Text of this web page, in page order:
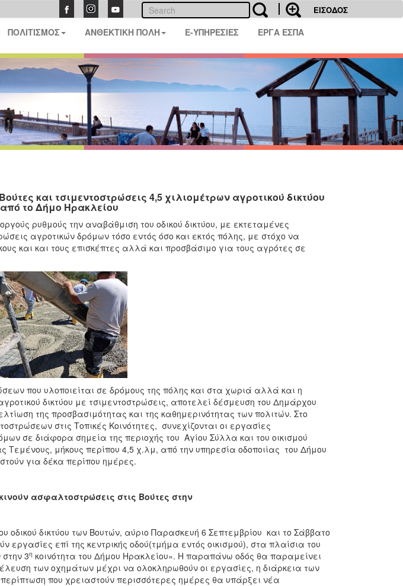
ΕΙΣΟΔΟΣ
ΠΟΛΙΤΙΣΜΟΣ ΑΝΘΕΚΤΙΚΗ ΠΟΛΗ E-ΥΠΗΡΕΣΙΕΣ ΕΡΓΑ ΕΣΠΑ
και τσιμεντοστρώσεις 4,5 χιλιομέτρων αγροτικού δικτύου
το Δήμο Ηρακλείου
ρυθμούς την αναβάθμιση του οδικού δικτύου, με εκτεταμένες
αγροτικών δρόμων τόσο εντός όσο και εκτός πόλης, με στόχο να
και και τους επισκέπτες αλλά και προσβάσιμο για τους αγρότες σε
που υλοποιείται σε δρόμους της πόλης και στα χωριά αλλά και η
δικτύου με τσιμεντοστρώσεις, αποτελεί δέσμευση του Δημάρχου
της προσβασιμότητας και της καθημερινότητας των πολιτών. Στο
στις Τοπικές Κοινότητες, συνεχίζονται οι εργασίες
σε διάφορα σημεία της περιοχής του Αγίου Σύλλα και του οικισμού
Τεμένους, μήκους περίπου 4,5 χ.λμ, από την υπηρεσία οδοποιίας του Δήμου
για δέκα περίπου ημέρες.
ασφαλτοστρώσεις στις Βούτες στην
οδικού δικτύου των Βουτών, αύριο Παρασκευή 6 Σεπτεμβρίου και το Σάββατο
εργασίες επί της κεντρικής οδού(τμήμα εντός οικισμού), στα πλαίσια του
3η κοινότητα του Δήμου Ηρακλείου». Η παραπάνω οδός θα παραμείνει
των οχημάτων μέχρι να ολοκληρωθούν οι εργασίες, η διάρκεια των
που χρειαστούν περισσότερες ημέρες θα υπάρξει νέα